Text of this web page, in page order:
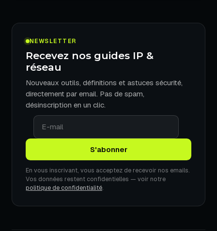
NEWSLETTER
Recevez nos guides IP &
réseau
Nouveaux outils, définitions et astuces sécurité,
directement par email. Pas de spam,
désinscription en un clic.
En vous inscrivant, vous acceptez de recevoir nos emails.
Vos données restent confidentielles — voir notre
politique de confidentialité.